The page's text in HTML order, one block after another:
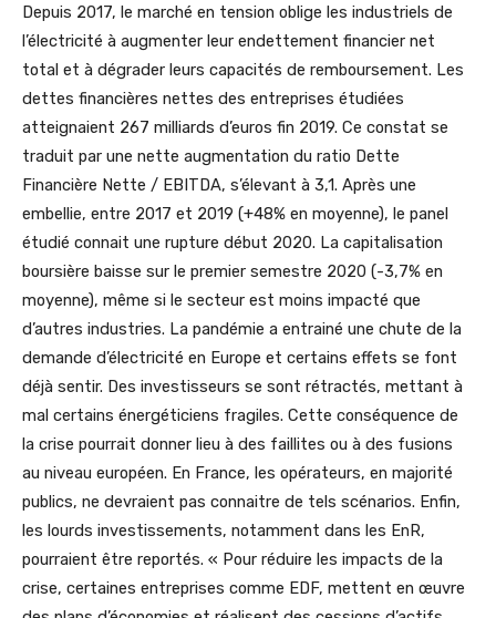
Depuis 2017, le marché en tension oblige les industriels de
l’électricité à augmenter leur endettement financier net
total et à dégrader leurs capacités de remboursement. Les
dettes financières nettes des entreprises étudiées
atteignaient 267 milliards d’euros fin 2019. Ce constat se
traduit par une nette augmentation du ratio Dette
Financière Nette / EBITDA, s’élevant à 3,1. Après une
embellie, entre 2017 et 2019 (+48% en moyenne), le panel
étudié connait une rupture début 2020. La capitalisation
boursière baisse sur le premier semestre 2020 (-3,7% en
moyenne), même si le secteur est moins impacté que
d’autres industries. La pandémie a entrainé une chute de la
demande d’électricité en Europe et certains effets se font
déjà sentir. Des investisseurs se sont rétractés, mettant à
mal certains énergéticiens fragiles. Cette conséquence de
la crise pourrait donner lieu à des faillites ou à des fusions
au niveau européen. En France, les opérateurs, en majorité
publics, ne devraient pas connaitre de tels scénarios. Enfin,
les lourds investissements, notamment dans les EnR,
pourraient être reportés. « Pour réduire les impacts de la
crise, certaines entreprises comme EDF, mettent en œuvre